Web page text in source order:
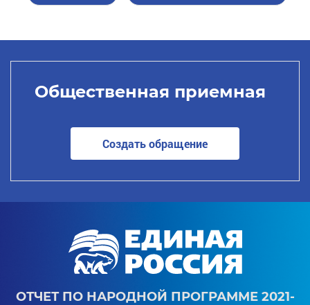
Общественная приемная
Создать обращение
ОТЧЕТ ПО НАРОДНОЙ ПРОГРАММЕ 2021-